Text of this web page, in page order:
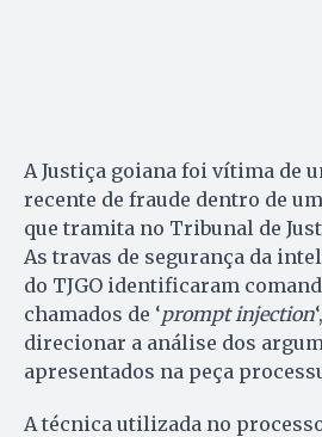
A Justiça goiana foi vítima de
recente de fraude dentro de
que tramita no Tribunal de
As travas de segurança da
do TJGO identificaram
chamados de ‘prompt injection
direcionar a análise dos
apresentados na peça
A técnica utilizada no